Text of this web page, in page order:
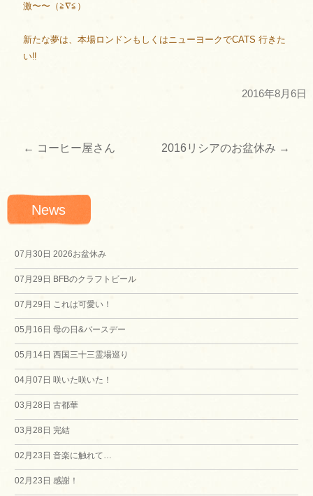
激〜〜（≧∇≦）
新たな夢は、本場ロンドンもしくはニューヨークでCATS 行きた
い‼︎
2016年8月6日
投
ナ
ビ
ー
シ
ン
← コーヒー屋さん 2016リシアのお盆休み →
News
07月30日 2026お盆休み
07月29日 BFBのクラフトビール
07月29日 これは可愛い！
05月16日 母の日&バースデー
05月14日 西国三十三霊場巡り
04月07日 咲いた咲いた！
03月28日 古都華
03月28日 完結
02月23日 音楽に触れて…
02月23日 感謝！